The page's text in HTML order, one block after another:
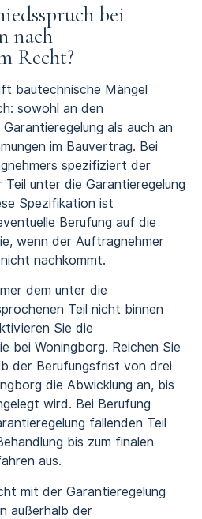
bei
nach
Recht?
bautechnische Mängel
sowohl an den
als auch an
im Bauvertrag. Bei
spezifiziert der
Teil unter die Garantieregelung
Spezifikation ist
Berufung auf die
wenn der Auftragnehmer
nachkommt.
dem unter die
Teil nicht binnen
Sie die
bei Woningborg. Reichen Sie
der Berufungsfrist von drei
die Abwicklung an, bis
wird. Bei Berufung
fallenden Teil
bis zum finalen
aus.
mit der Garantieregelung
außerhalb der